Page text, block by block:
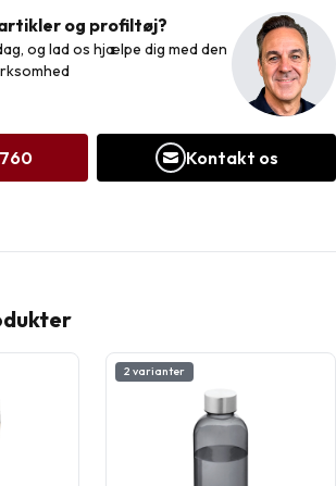
og profiltøj?
og lad os hjælpe dig med den
Kontakt os
2 varianter